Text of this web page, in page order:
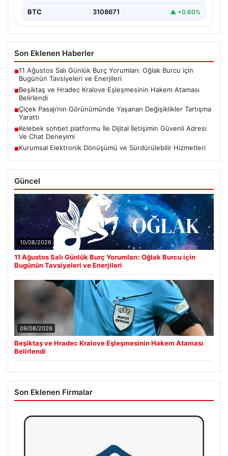
BTC 3108671 ▲ +0.60%
Son Eklenen Haberler
■11 Ağustos Salı Günlük Burç Yorumları: Oğlak Burcu için
Bugünün Tavsiyeleri ve Enerjileri
■Beşiktaş ve Hradec Kralove Eşleşmesinin Hakem Ataması
Belirlendi
■Çiçek Pasajı’nın Görünümünde Yaşanan Değişiklikler Tartışma
Yarattı
■Kelebek sohbet platformu İle Dijital İletişimin Güvenli Adresi
Ve Chat Deneyimi
■Kurumsal Elektronik Dönüşümü ve Sürdürülebilir Hizmetleri
Güncel
10/08/2026
11 Ağustos Salı Günlük Burç Yorumları: Oğlak Burcu için
Bugünün Tavsiyeleri ve Enerjileri
09/08/2026
Beşiktaş ve Hradec Kralove Eşleşmesinin Hakem Ataması
Belirlendi
Son Eklenen Firmalar